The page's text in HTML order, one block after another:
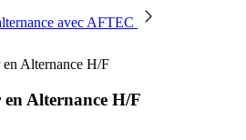
avec AFTEC
Alternance H/F
Alternance H/F